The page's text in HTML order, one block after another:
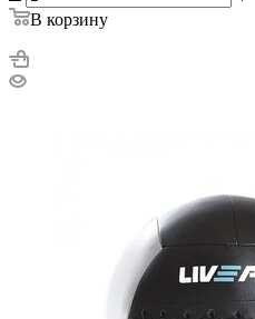
В корзину